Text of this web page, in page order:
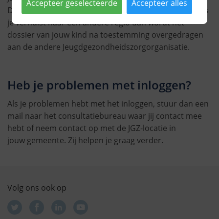
Daarna moet het kind officieel toestemming geven. Als
je verhuist naar een andere regio dan wordt het
dossier van jouw kind na toestemming overgedragen
aan de andere Jeugdgezondheidszorgorganisatie.
Heb je problemen met inloggen?
Als je problemen hebt met het inloggen, stuur dan een
mail naar het consultatiebureau waar jij contact mee
hebt of neem contact op met de JGZ-locatie in
jouw gemeente. Zij helpen je graag verder.
Volg ons ook op
Accepteer geselecteerde Accepteer alles